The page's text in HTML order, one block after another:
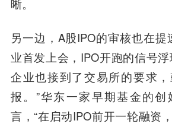
晰。
另一边，A股IPO的审核也在
业首发上会，IPO开跑的信号
企业也接到了交易所的要求
报。”华东一家早期基金的创
言，“在启动IPO前开一轮融资